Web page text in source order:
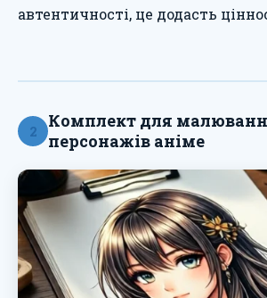
автентичності, це додасть
2
Комплект для
персонажів аніме